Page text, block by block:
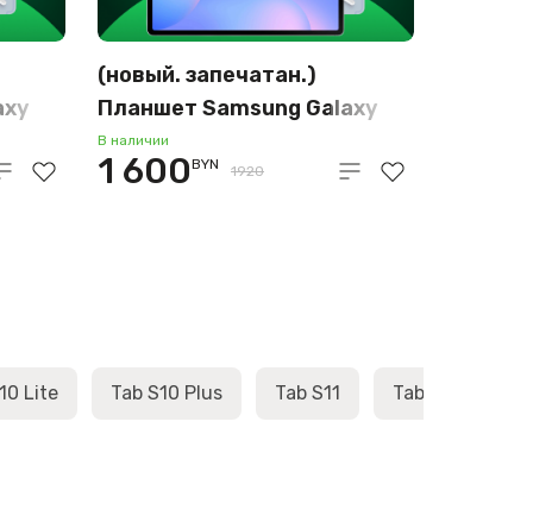
(новый. запечатан.)
Планшет Samsung Galaxy
Tab S10 FE Wi-Fi SM-X520
12GB/256GB (голубой)
В наличии
1 600BYN 1920
Lite Tab S10 Plus Tab S11 Tab S11 Ultra